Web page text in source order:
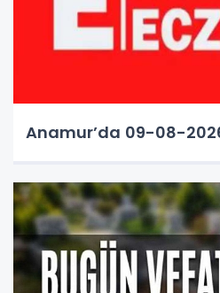
Anamur’da 09-08-